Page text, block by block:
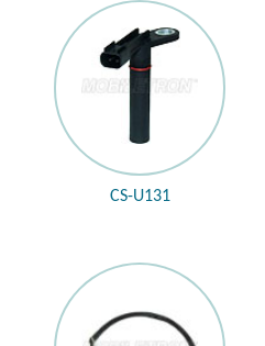
CS-U131